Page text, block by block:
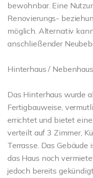
bewohnbar. Eine
Renovierungs-
möglich. Alternativ
anschließender
Hinterhaus /
Das Hinterhaus wurde
Fertigbauweise,
errichtet und bietet
verteilt auf 3 Zimmer,
Terrasse. Das
das Haus noch
jedoch bereits